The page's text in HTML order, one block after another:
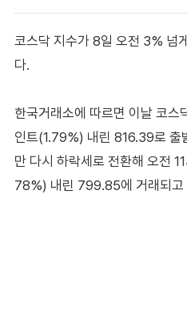
코스닥 지수가 8일 오전 3% 넘
다.
한국거래소에 따르면 이날 코
인트(1.79%) 내린 816.39로 출
만 다시 하락세로 전환해 오전
78%) 내린 799.85에 거래되고